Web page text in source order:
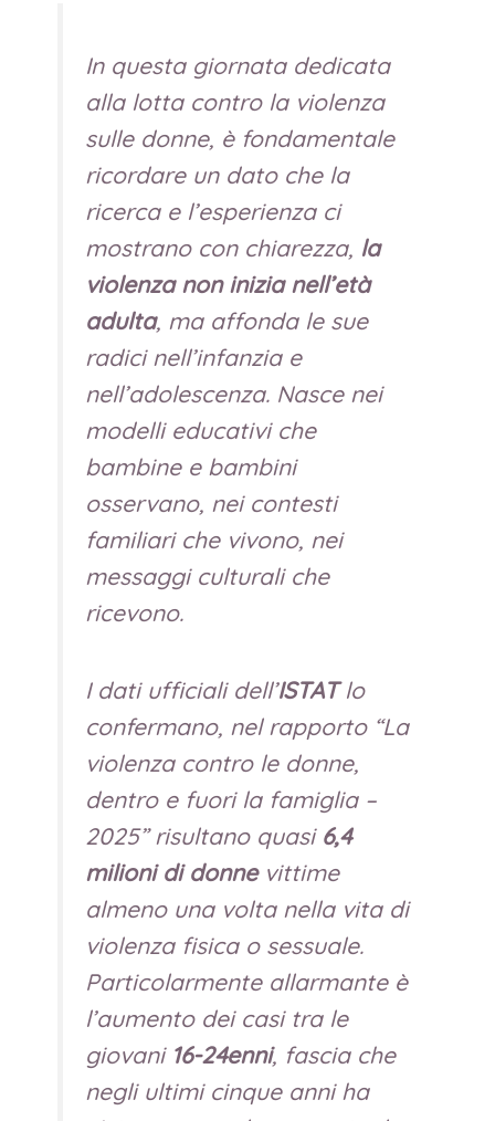
In questa giornata dedicata
alla lotta contro la violenza
sulle donne, è fondamentale
ricordare un dato che la
ricerca e l’esperienza ci
mostrano con chiarezza, la
violenza non inizia nell’età
adulta, ma affonda le sue
radici nell’infanzia e
nell’adolescenza. Nasce nei
modelli educativi che
bambine e bambini
osservano, nei contesti
familiari che vivono, nei
messaggi culturali che
ricevono.
I dati ufficiali dell’ISTATlo
confermano, nel rapporto “La
violenza contro le donne,
dentro e fuori la famiglia –
2025”risultano quasi 6,4
milioni di donnevittime
almeno una volta nella vita di
violenza fisica o sessuale.
Particolarmente allarmante è
l’aumento dei casi tra le
giovani 16-24enni, fascia che
negli ultimi cinque anni ha